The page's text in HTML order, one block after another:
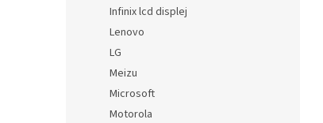
Infinix lcd displej
Lenovo
LG
Meizu
Microsoft
Motorola